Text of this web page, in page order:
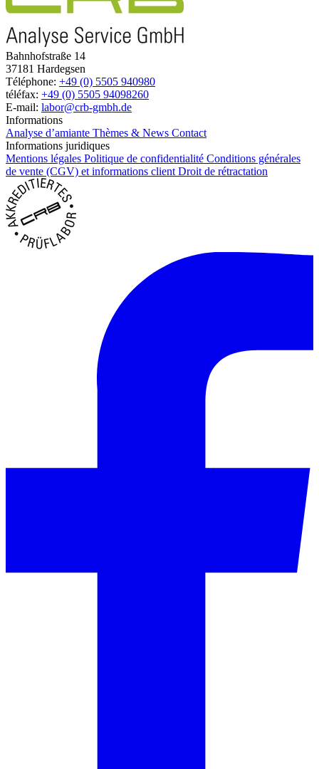
Bahnhofstraße 14
37181 Hardegsen
Téléphone: +49 (0) 5505 940980
téléfax: +49 (0) 5505 94098260
E-mail: labor@crb-gmbh.de
Informations
Analyse d’amiante Thèmes & News Contact
Informations juridiques
Mentions légales Politique de confidentialité Conditions générales
de vente (CGV) et informations client Droit de rétractation